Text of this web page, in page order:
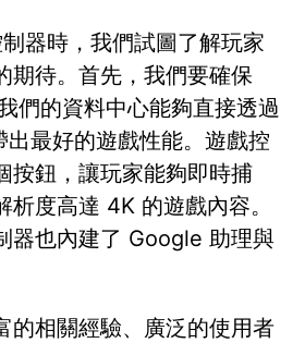
器時，我們試圖了解玩家
期待。首先，我們要確保
們的資料中心能夠直接透過
最好的遊戲性能。遊戲控
按鈕，讓玩家能夠即時捕
析度高達 4K 的遊戲內容。
器也內建了 Google 助理與
的相關經驗、廣泛的使用者